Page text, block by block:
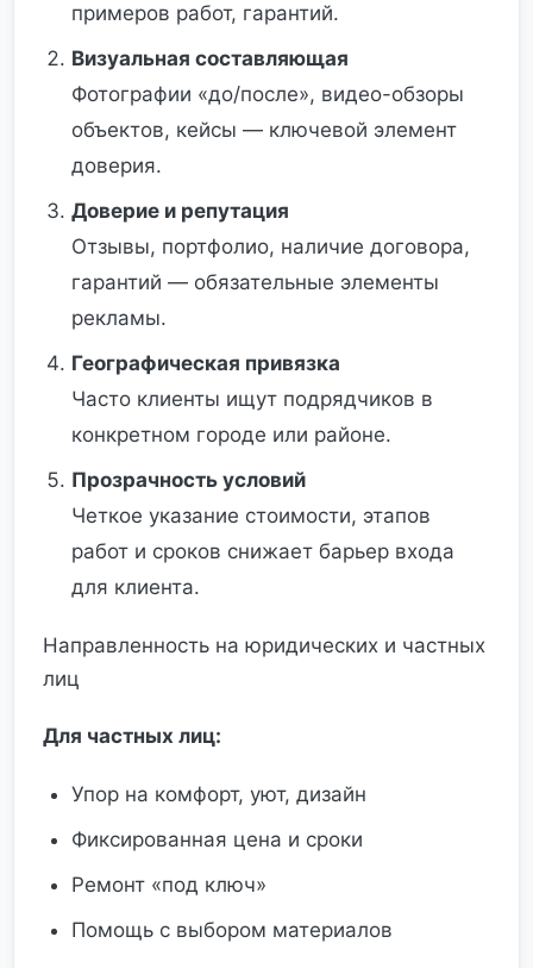
примеров работ, гарантий.
Визуальная составляющая
Фотографии «до/после», видео-обзоры
объектов, кейсы — ключевой элемент
доверия.
Доверие и репутация
Отзывы, портфолио, наличие договора,
гарантий — обязательные элементы
рекламы.
Географическая привязка
Часто клиенты ищут подрядчиков в
конкретном городе или районе.
Прозрачность условий
Четкое указание стоимости, этапов
работ и сроков снижает барьер входа
для клиента.
Направленность на юридических и частных
лиц
Для частных лиц:
Упор на комфорт, уют, дизайн
Фиксированная цена и сроки
Ремонт «под ключ»
Помощь с выбором материалов